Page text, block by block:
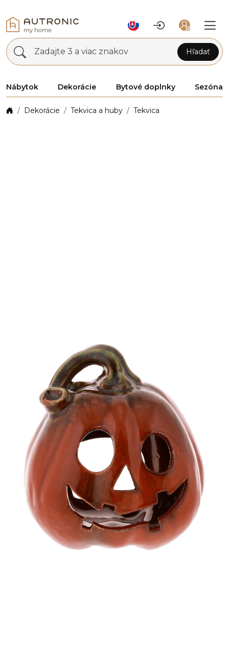
Zadajte 3 a viac znakov Hľadať
Nábytok Dekorácie Bytové doplnky Sezóna
Dekorácie Tekvica a huby Tekvica